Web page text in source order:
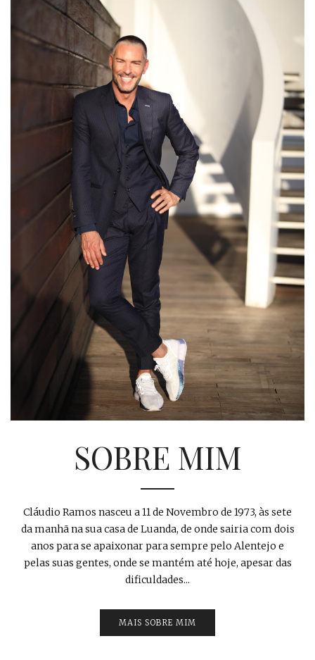
SOBRE MIM
Cláudio Ramos nasceu a 11 de Novembro de 1973, às sete
da manhã na sua casa de Luanda, de onde sairia com dois
anos para se apaixonar para sempre pelo Alentejo e
pelas suas gentes, onde se mantém até hoje, apesar das
dificuldades...
MAIS SOBRE MIM